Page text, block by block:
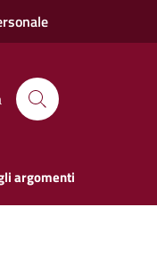
argomenti